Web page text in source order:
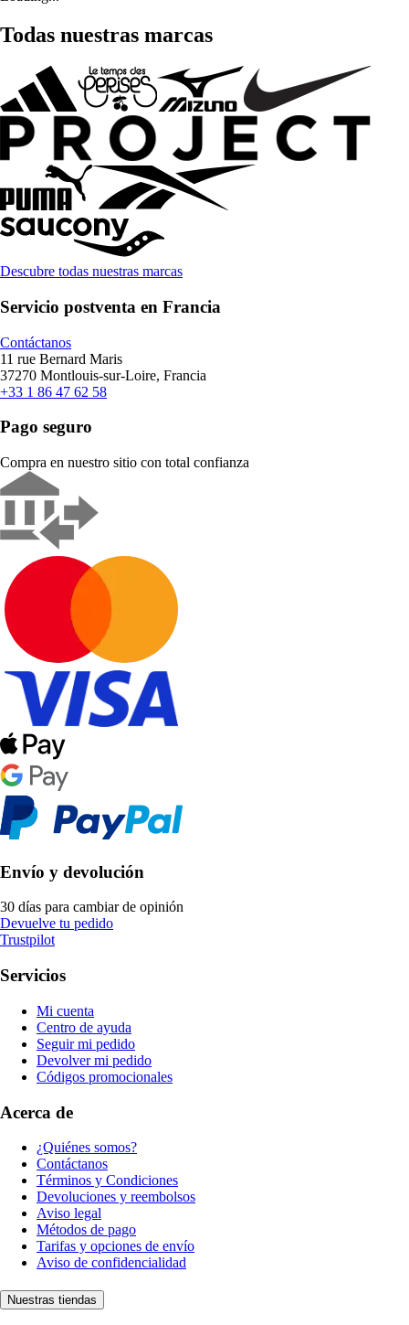
Todas nuestras marcas
Descubre todas nuestras marcas
Servicio postventa en Francia
Contáctanos
11 rue Bernard Maris
37270 Montlouis-sur-Loire, Francia
+33 1 86 47 62 58
Pago seguro
Compra en nuestro sitio con total confianza
Envío y devolución
30 días para cambiar de opinión
Devuelve tu pedido
Trustpilot
Servicios
Mi cuenta
Centro de ayuda
Seguir mi pedido
Devolver mi pedido
Códigos promocionales
Acerca de
¿Quiénes somos?
Contáctanos
Términos y Condiciones
Devoluciones y reembolsos
Aviso legal
Métodos de pago
Tarifas y opciones de envío
Aviso de confidencialidad
Nuestras tiendas